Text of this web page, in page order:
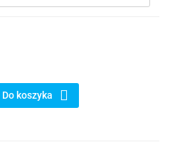
Do koszyka